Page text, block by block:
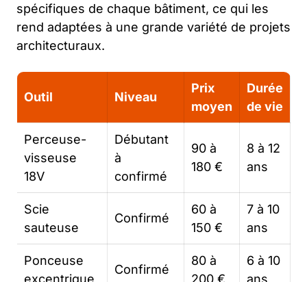
spécifiques de chaque bâtiment, ce qui les
rend adaptées à une grande variété de projets
architecturaux.
Outil Niveau
Prix
moyen
Durée
de vie
Perceuse-
visseuse
18V
Débutant
à
confirmé
90 à
180 €
8 à 12
ans
Scie
sauteuse
Confirmé
60 à
150 €
7 à 10
ans
Ponceuse
excentrique
Confirmé
80 à
200 €
6 à 10
ans